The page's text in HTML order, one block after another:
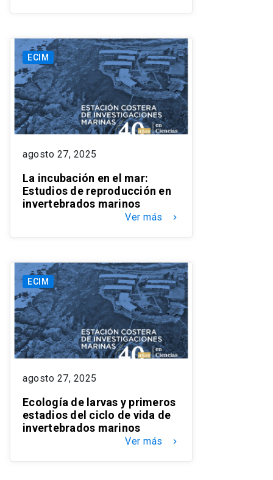
ECIM
agosto 27, 2025
La incubación en el mar:
Estudios de reproducción en
invertebrados marinos
Ver más keyboard_arrow_right
ECIM
agosto 27, 2025
Ecología de larvas y primeros
estadios del ciclo de vida de
invertebrados marinos
Ver más keyboard_arrow_right